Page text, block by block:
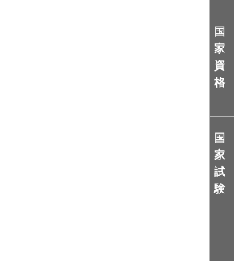
国
家
資
格
国
家
試
験